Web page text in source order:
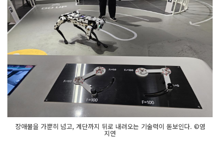
장애물을 가뿐히 넘고, 계단까지 뒤로 내려오는 기술력이 돋보인다. ©염
지연